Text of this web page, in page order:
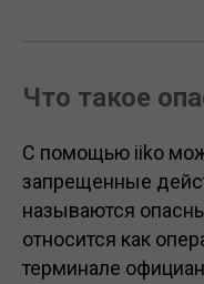
Что такое
С помощью iiko
запрещенные
называются
относится как
терминале